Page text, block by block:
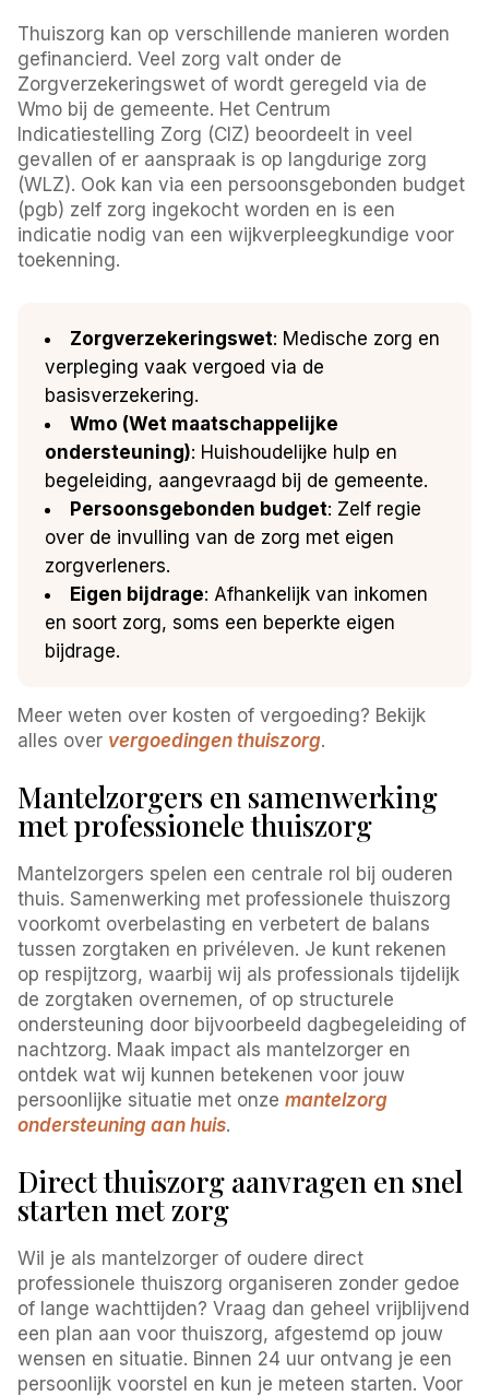
Thuiszorg kan op verschillende manieren worden
gefinancierd. Veel zorg valt onder de
Zorgverzekeringswet of wordt geregeld via de
Wmo bij de gemeente. Het Centrum
Indicatiestelling Zorg (CIZ) beoordeelt in veel
gevallen of er aanspraak is op langdurige zorg
(WLZ). Ook kan via een persoonsgebonden budget
(pgb) zelf zorg ingekocht worden en is een
indicatie nodig van een wijkverpleegkundige voor
toekenning.
Zorgverzekeringswet: Medische zorg en
verpleging vaak vergoed via de
basisverzekering.
Wmo (Wet maatschappelijke
ondersteuning): Huishoudelijke hulp en
begeleiding, aangevraagd bij de gemeente.
Persoonsgebonden budget: Zelf regie
over de invulling van de zorg met eigen
zorgverleners.
Eigen bijdrage: Afhankelijk van inkomen
en soort zorg, soms een beperkte eigen
bijdrage.
Meer weten over kosten of vergoeding? Bekijk
alles over vergoedingen thuiszorg.
Mantelzorgers en samenwerking
met professionele thuiszorg
Mantelzorgers spelen een centrale rol bij ouderen
thuis. Samenwerking met professionele thuiszorg
voorkomt overbelasting en verbetert de balans
tussen zorgtaken en privéleven. Je kunt rekenen
op respijtzorg, waarbij wij als professionals tijdelijk
de zorgtaken overnemen, of op structurele
ondersteuning door bijvoorbeeld dagbegeleiding of
nachtzorg. Maak impact als mantelzorger en
ontdek wat wij kunnen betekenen voor jouw
persoonlijke situatie met onzemantelzorg
ondersteuning aan huis.
Direct thuiszorg aanvragen en snel
starten met zorg
Wil je als mantelzorger of oudere direct
professionele thuiszorg organiseren zonder gedoe
of lange wachttijden? Vraag dan geheel vrijblijvend
een plan aan voor thuiszorg, afgestemd op jouw
wensen en situatie. Binnen 24 uur ontvang je een
persoonlijk voorstel en kun je meteen starten. Voor